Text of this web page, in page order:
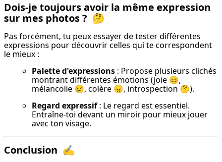
Dois-je toujours avoir la même expression
sur mes photos ? 🤔
Pas forcément, tu peux essayer de tester différentes
expressions pour découvrir celles qui te correspondent
le mieux :
Palette d'expressions : Propose plusieurs clichés
montrant différentes émotions (joie 😊,
mélancolie 😢, colère 😠, introspection 🤔).
Regard expressif : Le regard est essentiel.
Entraîne-toi devant un miroir pour mieux jouer
avec ton visage.
Conclusion ✍️